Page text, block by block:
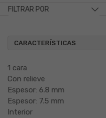
FILTRAR POR
CARACTERÍSTICAS
1 cara
Con relieve
Espesor: 6.8 mm
Espesor: 7.5 mm
Interior